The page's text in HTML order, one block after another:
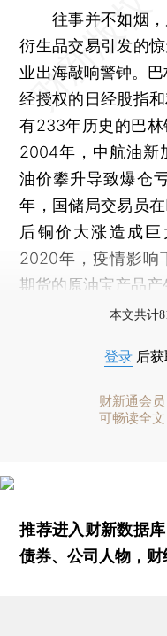
往事并不如烟，
衍生品交易引发的
业出海敲响警钟。
经授权的日经股指
有233年历史的巴林
2004年，中航油新
油价攀升导致爆仓
年，国储局交易员
后铜价大涨造成
2020年，疫情影响
期货的原油宝产品产
本文共计
登录 后
财新通会员
可畅读全文
推荐进入财新数据库
债券、公司人物，财